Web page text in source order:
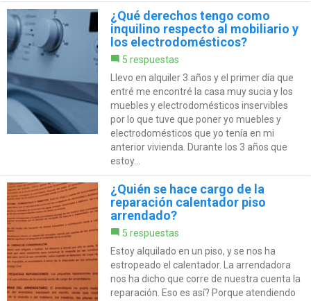
¿Qué derechos tengo como
inquilino respecto al mobiliario y
los electrodomésticos?
5 respuestas
Llevo en alquiler 3 años y el primer día que
entré me encontré la casa muy sucia y los
muebles y electrodomésticos inservibles
por lo que tuve que poner yo muebles y
electrodomésticos que yo tenía en mi
anterior vivienda. Durante los 3 años que
estoy...
¿Quién se hace cargo de la
reparación calentador piso
arrendado?
5 respuestas
Estoy alquilado en un piso, y se nos ha
estropeado el calentador. La arrendadora
nos ha dicho que corre de nuestra cuenta la
reparación. Eso es así? Porque atendiendo